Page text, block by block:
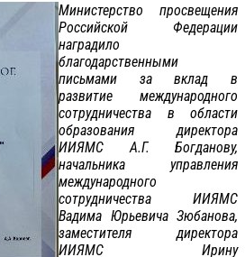
Министерство просвещения
Российской Федерации
наградило
благодарственными
письмами за вклад в
развитие международного
сотрудничества в области
образования директора
ИИЯМС А.Г. Богданову,
начальника управления
международного
сотрудничества ИИЯМС
Вадима Юрьевича Зюбанова,
заместителя директора
ИИЯМС Ирину